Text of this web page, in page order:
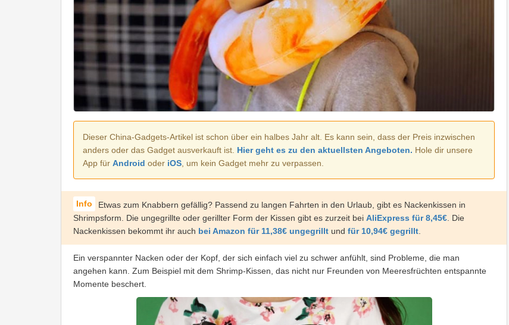
Dieser China-Gadgets-Artikel ist schon über ein halbes Jahr alt. Es kann sein, dass der Preis inzwischen
anders oder das Gadget ausverkauft ist. Hier geht es zu den aktuellsten Angeboten. Hole dir unsere
App für Android oder iOS , um kein Gadget mehr zu verpassen.
Etwas zum Knabbern gefällig? Passend zu langen Fahrten in den Urlaub, gibt es Nackenkissen in
Shrimpsform. Die ungegrillte oder gerillter Form der Kissen gibt es zurzeit bei AliExpress für 8,45€ . Die
Nackenkissen bekommt ihr auch bei Amazon für 11,38€ ungegrillt und für 10,94€ gegrillt
Ein verspannter Nacken oder der Kopf, der sich einfach viel zu schwer anfühlt, sind Probleme, die man
angehen kann. Zum Beispiel mit dem Shrimp-Kissen, das nicht nur Freunden von Meeresfrüchten entspannte
Momente beschert.